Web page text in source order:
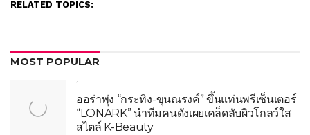
RELATED TOPICS:
MOST POPULAR
1
ออร่าพุ่ง “กระทิง-ขุนณรงค์” ขึ้นแท่นพรีเซ็นเตอร์
“LONARK” นำทีมคนดังเผยเคล็ดลับผิวโกลว์ใส
สไตล์ K-Beauty